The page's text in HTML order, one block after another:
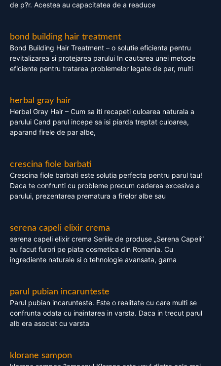
de p?r. Acestea au capacitatea de a readuce
bond building hair treatment
Bond Building Hair Treatment – o solutie eficienta pentru
revitalizarea si protejarea parului In cautarea unei metode
eficiente pentru tratarea problemelor legate de par, multi
herbal gray hair
Herbal Gray Hair – Cum sa iti recapeti culoarea naturala a
parului Cand parul incepe sa isi piarda treptat culoarea,
aparand firele de par albe,
crescina fiole barbati
Crescina fiole barbati este solutia perfecta pentru parul tau!
Daca te confrunti cu probleme precum caderea excesiva a
parului, prezentarea prematura a firelor albe sau
serena capeli elixir crema
serena capeli elixir crema Seriile de produse „Serena Capeli”
au facut furori pe piata cosmetica din Romania. Cu
ingrediente naturale si o tehnologie avansata, gama
parul pubian incarunteste
Parul pubian incarunteste. Este o realitate cu care multi se
confrunta odata cu inaintarea in varsta. Daca in trecut parul
alb era asociat cu varsta
klorane sampon